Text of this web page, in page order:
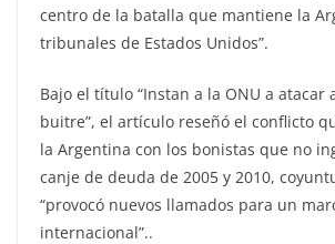
centro de la batalla que mantiene la
tribunales de Estados Unidos”.
Bajo el título “Instan a la ONU a atacar
buitre”, el artículo reseñó el conflicto
la Argentina con los bonistas que no
canje de deuda de 2005 y 2010,
“provocó nuevos llamados para un
internacional”..